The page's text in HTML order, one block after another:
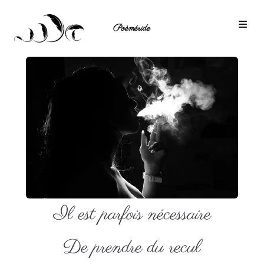
Poèméride
Il est parfois nécessaire
De prendre du recul